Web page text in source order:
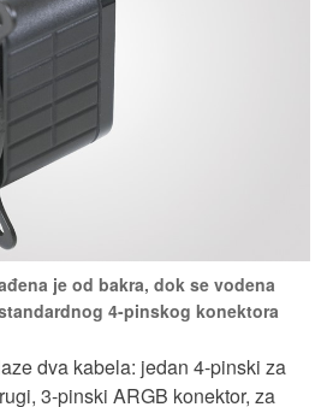
je od bakra, dok se vodena
4-pinskog konektora
dva kabela: jedan 4-pinski za
3-pinski ARGB konektor, za